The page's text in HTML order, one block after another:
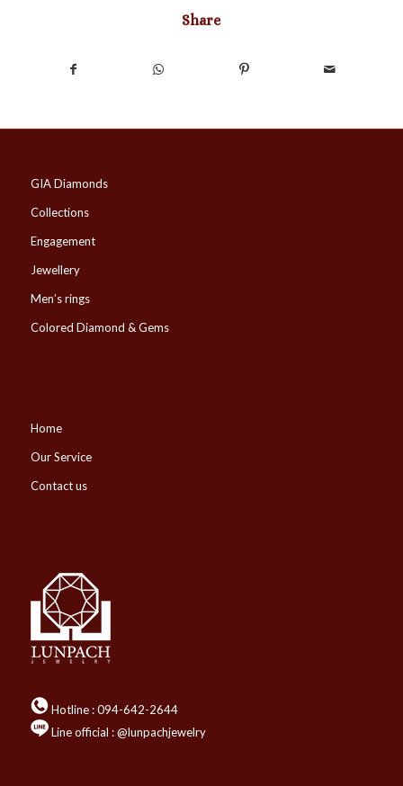
Share
GIA Diamonds
Collections
Engagement
Jewellery
Men’s rings
Colored Diamond & Gems
Home
Our Service
Contact us
Hotline :094-642-2644
Line official : @lunpachjewelry